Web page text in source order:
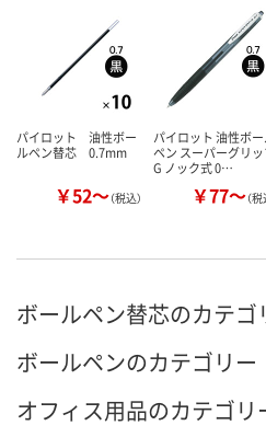
パイロット 油性ボー
ルペン替芯 0.7mm
￥52～（税込）
パイロット 油性ボ
ペン スーパーグリ
G ノック式 0…
￥77～（税
ボールペン替芯のカテゴ
ボールペンのカテゴリー
オフィス用品のカテゴリ